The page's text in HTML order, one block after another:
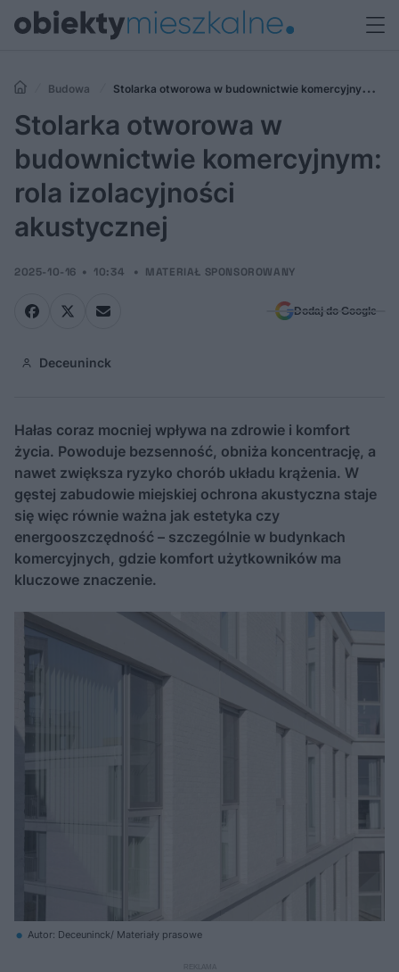
Budowa
Stolarka otworowa w budownictwie komercyjnym:
rola izolacyjności akustycznej
Stolarka otworowa w
budownictwie komercyjnym:
rola izolacyjności
akustycznej
2025-10-16 10:34 MATERIAŁ SPONSOROWANY
Dodaj do Google
Deceuninck
Hałas coraz mocniej wpływa na zdrowie i komfort
życia. Powoduje bezsenność, obniża koncentrację, a
nawet zwiększa ryzyko chorób układu krążenia. W
gęstej zabudowie miejskiej ochrona akustyczna staje
się więc równie ważna jak estetyka czy
energooszczędność – szczególnie w budynkach
komercyjnych, gdzie komfort użytkowników ma
kluczowe znaczenie.
Autor: Deceuninck/ Materiały prasowe